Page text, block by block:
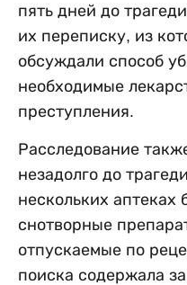
пять дней до
их переписку, из
обсуждали способ
необходимые
преступления.
Расследование
незадолго до
нескольких аптеках
снотворные
отпускаемые по
поиска содержала